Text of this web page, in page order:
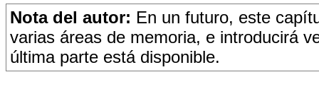
Nota del autor: En un futuro, este
varias áreas de memoria, e introducirá
última parte está disponible.